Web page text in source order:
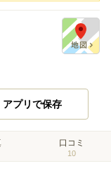
アプリで保存
口コミ
10